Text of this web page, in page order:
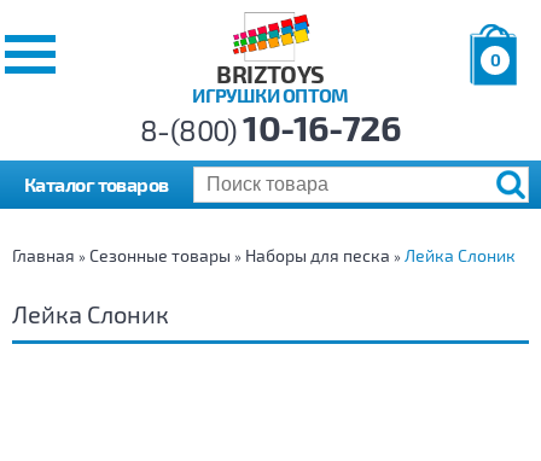
BRIZTOYS
ИГРУШКИ ОПТОМ
0
р.
8-(800)10-16-726
Каталог товаров
Главная » Сезонные товары » Наборы для песка » Лейка Слоник
Лейка Слоник